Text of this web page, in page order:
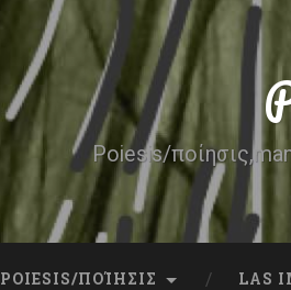
Poiesis/
POIESIS/ΠΟΊΗΣΙΣ LAS